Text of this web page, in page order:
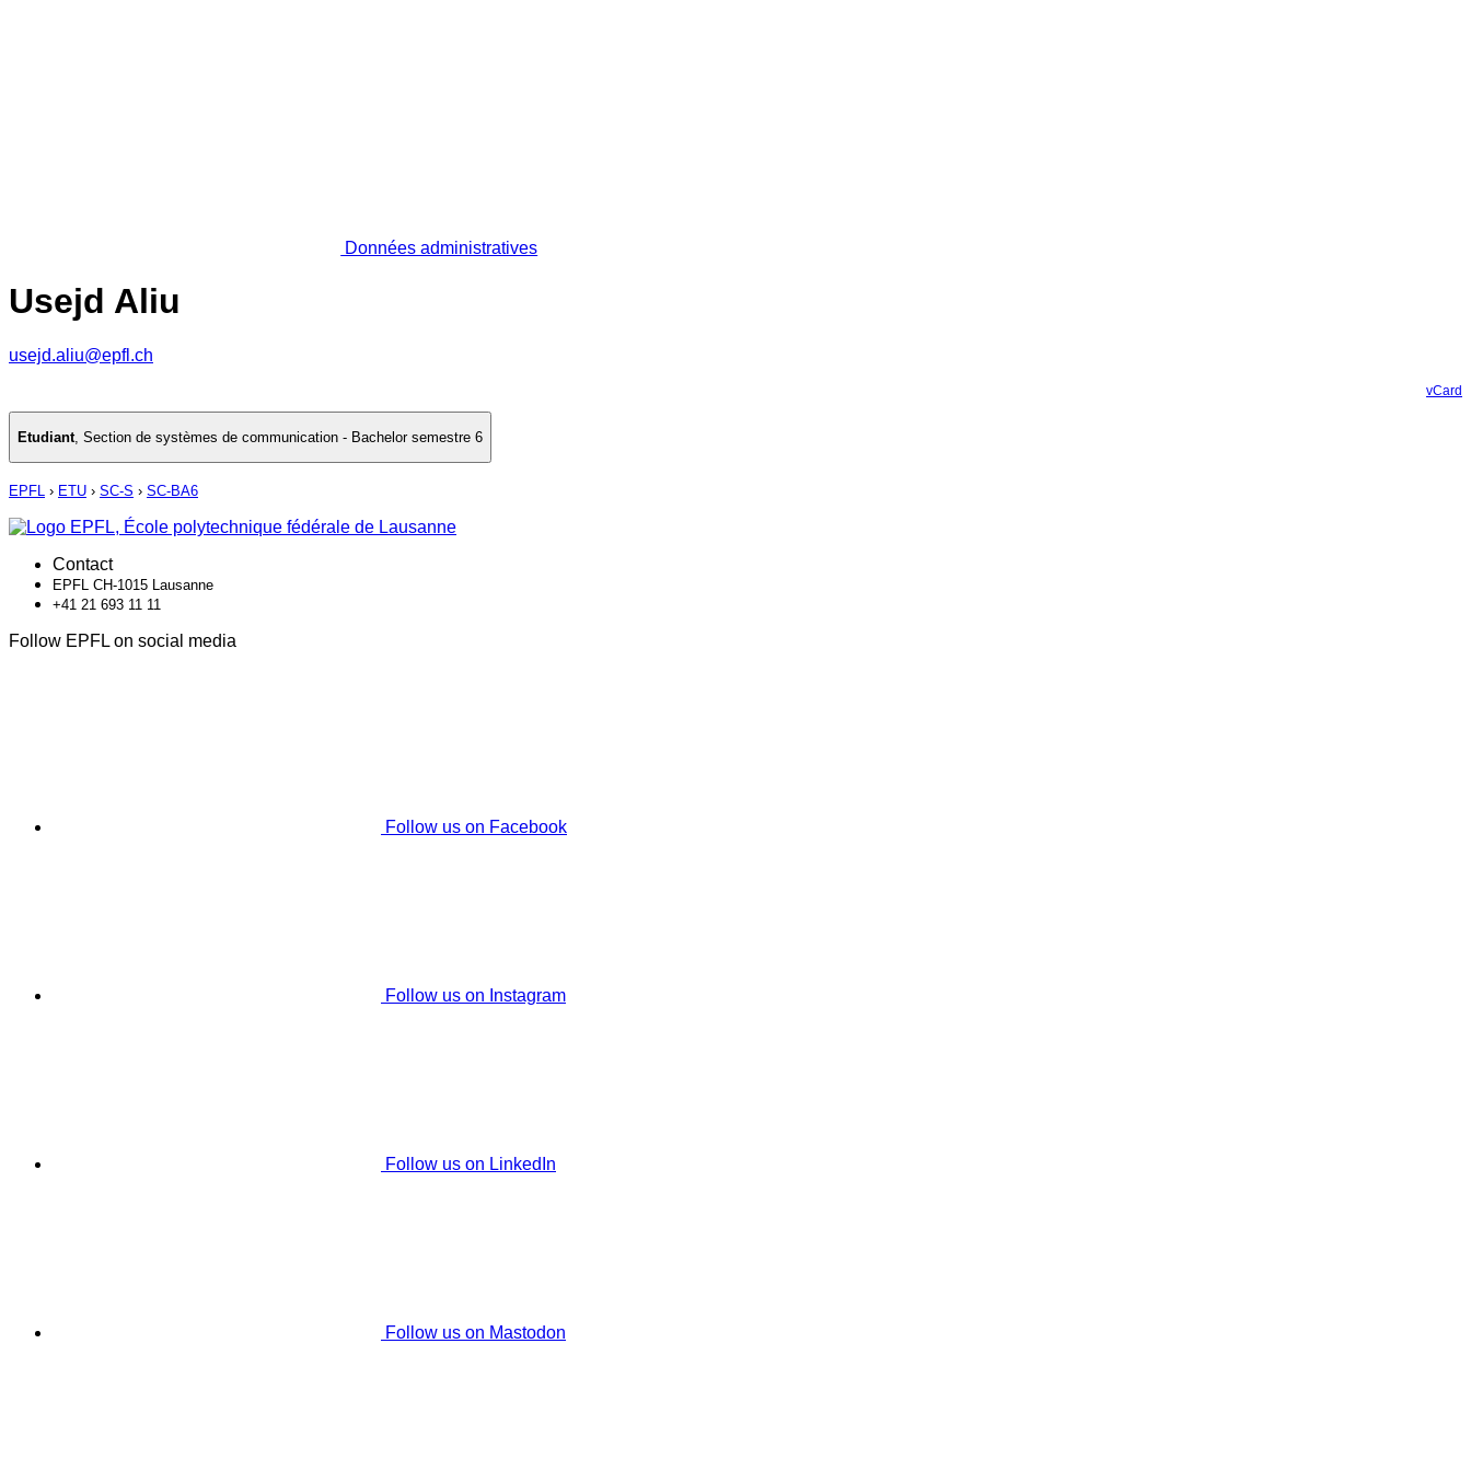
Données administratives
Usejd Aliu
usejd.aliu@epfl.ch
vCard
Etudiant, Section de systèmes de communication - Bachelor semestre 6
EPFL › ETU › SC-S › SC-BA6
Contact
EPFL CH-1015 Lausanne
+41 21 693 11 11
Follow EPFL on social media
Follow us on Facebook
Follow us on Instagram
Follow us on LinkedIn
Follow us on Mastodon